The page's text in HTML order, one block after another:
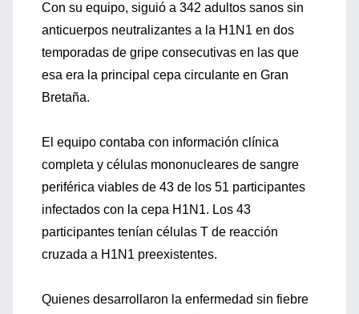
Con su equipo, siguió a 342 adultos sanos sin
anticuerpos neutralizantes a la H1N1 en dos
temporadas de gripe consecutivas en las que
esa era la principal cepa circulante en Gran
Bretaña.
El equipo contaba con información clínica
completa y células mononucleares de sangre
periférica viables de 43 de los 51 participantes
infectados con la cepa H1N1. Los 43
participantes tenían células T de reacción
cruzada a H1N1 preexistentes.
Quienes desarrollaron la enfermedad sin fiebre